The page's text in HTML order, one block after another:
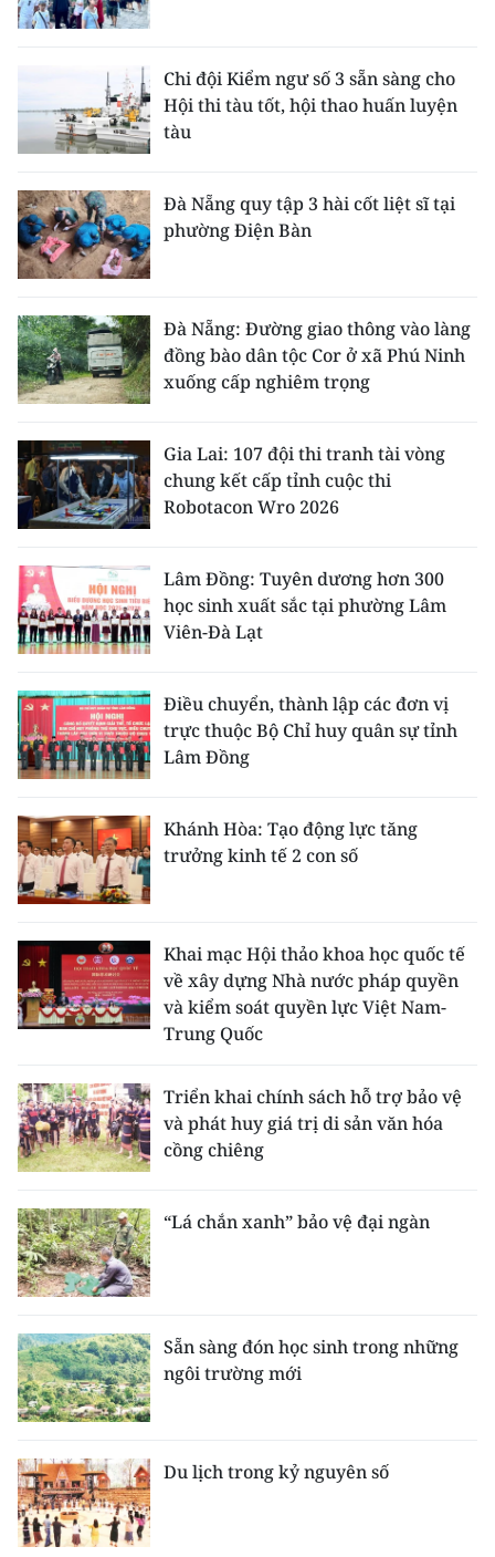
Chi đội Kiểm ngư số 3 sẵn sàng cho
Hội thi tàu tốt, hội thao huấn luyện
tàu
Đà Nẵng quy tập 3 hài cốt liệt sĩ tại
phường Điện Bàn
Đà Nẵng: Đường giao thông vào làng
đồng bào dân tộc Cor ở xã Phú Ninh
xuống cấp nghiêm trọng
Gia Lai: 107 đội thi tranh tài vòng
chung kết cấp tỉnh cuộc thi
Robotacon Wro 2026
Lâm Đồng: Tuyên dương hơn 300
học sinh xuất sắc tại phường Lâm
Viên-Đà Lạt
Điều chuyển, thành lập các đơn vị
trực thuộc Bộ Chỉ huy quân sự tỉnh
Lâm Đồng
Khánh Hòa: Tạo động lực tăng
trưởng kinh tế 2 con số
Khai mạc Hội thảo khoa học quốc tế
về xây dựng Nhà nước pháp quyền
và kiểm soát quyền lực Việt Nam-
Trung Quốc
Triển khai chính sách hỗ trợ bảo vệ
và phát huy giá trị di sản văn hóa
cồng chiêng
“Lá chắn xanh” bảo vệ đại ngàn
Sẵn sàng đón học sinh trong những
ngôi trường mới
Du lịch trong kỷ nguyên số